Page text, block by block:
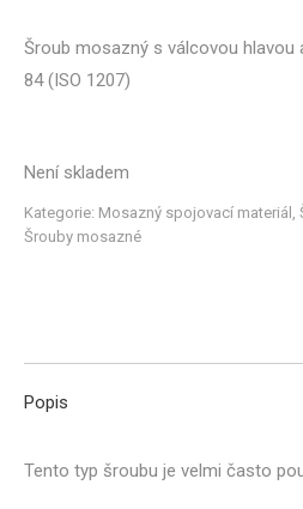
Šroub mosazný s válcovou hlavou
84 (ISO 1207)
Není skladem
Kategorie: Mosazný spojovací materiál
Šrouby mosazné
Popis
Tento typ šroubu je velmi často